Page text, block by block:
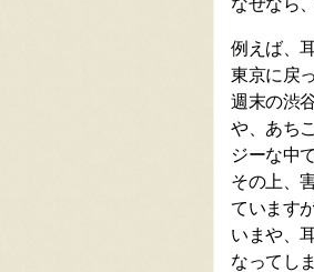
なぜなら
例えば、
東京に戻
週末の渋
や、あち
ジーな中
その上、
ています
いまや、
なってし